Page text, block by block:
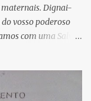
maternais. Dignai-
vosso poderoso
com uma Salve
olhos